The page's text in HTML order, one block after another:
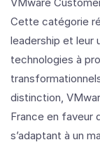
Cette catégorie
leadership et leur
technologies à
distinction,
France en faveur
s’adaptant à un